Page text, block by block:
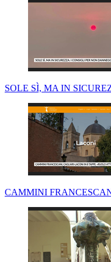
SOLE SÌ, MA IN
CAMMINI